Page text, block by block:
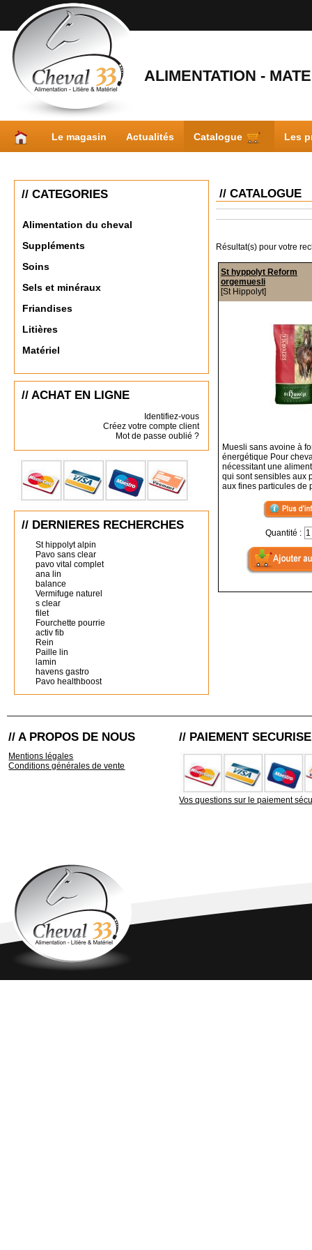
ALIMENTATION -
Le magasin Actualités Catalogue Les
// CATEGORIES
Alimentation du cheval
Suppléments
Soins
Sels et minéraux
Friandises
Litières
Matériel
// ACHAT EN LIGNE
Identifiez-vous
Créez votre compte client
Mot de passe oublié ?
// DERNIERES RECHERCHES
St hippolyt alpin
Pavo sans clear
pavo vital complet
ana lin
balance
Vermifuge naturel
s clear
filet
Fourchette pourrie
activ fib
Rein
Paille lin
lamin
havens gastro
Pavo healthboost
// CATALOGUE
Résultat(s) pour votre
St hyppolyt Reform
orgemuesli
[St Hippolyt]
Muesli sans avoine à
énergétique Pour
nécessitant une
qui sont sensibles aux
aux fines particules de
Quantité :
// A PROPOS DE NOUS
Mentions légales
Conditions générales de vente
// PAIEMENT SECURISE
Vos questions sur le paiement